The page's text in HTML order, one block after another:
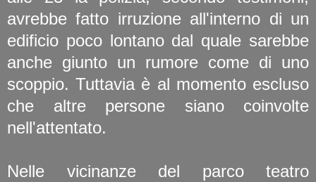
avrebbe fatto irruzione all'interno di un
edificio poco lontano dal quale sarebbe
anche giunto un rumore come di uno
scoppio. Tuttavia è al momento escluso
che altre persone siano coinvolte
nell'attentato.
Nelle vicinanze del parco teatro